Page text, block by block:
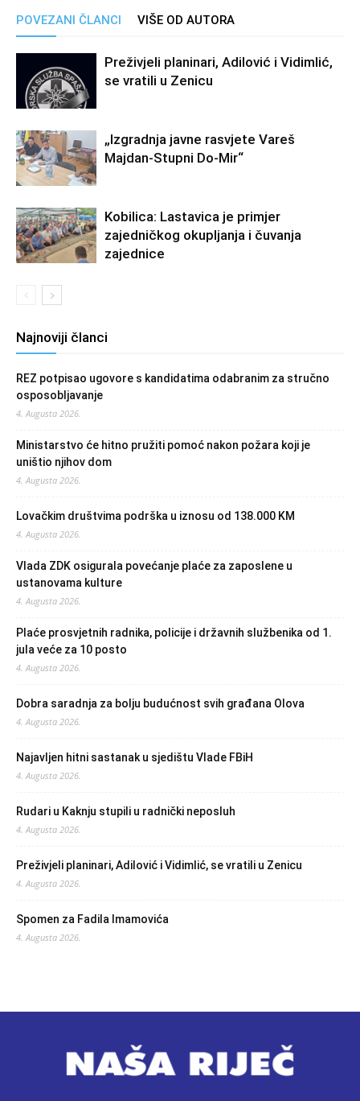
POVEZANI ČLANCI VIŠE OD AUTORA
Preživjeli planinari, Adilović i Vidimlić,
se vratili u Zenicu
„Izgradnja javne rasvjete Vareš
Majdan-Stupni Do-Mir“
Kobilica: Lastavica je primjer
zajedničkog okupljanja i čuvanja
zajednice
Najnoviji članci
REZ potpisao ugovore s kandidatima odabranim za stručno
osposobljavanje
4. Augusta 2026.
Ministarstvo će hitno pružiti pomoć nakon požara koji je
uništio njihov dom
4. Augusta 2026.
Lovačkim društvima podrška u iznosu od 138.000 KM
4. Augusta 2026.
Vlada ZDK osigurala povećanje plaće za zaposlene u
ustanovama kulture
4. Augusta 2026.
Plaće prosvjetnih radnika, policije i državnih službenika od 1.
jula veće za 10 posto
4. Augusta 2026.
Dobra saradnja za bolju budućnost svih građana Olova
4. Augusta 2026.
Najavljen hitni sastanak u sjedištu Vlade FBiH
4. Augusta 2026.
Rudari u Kaknju stupili u radnički neposluh
4. Augusta 2026.
Preživjeli planinari, Adilović i Vidimlić, se vratili u Zenicu
4. Augusta 2026.
Spomen za Fadila Imamovića
4. Augusta 2026.